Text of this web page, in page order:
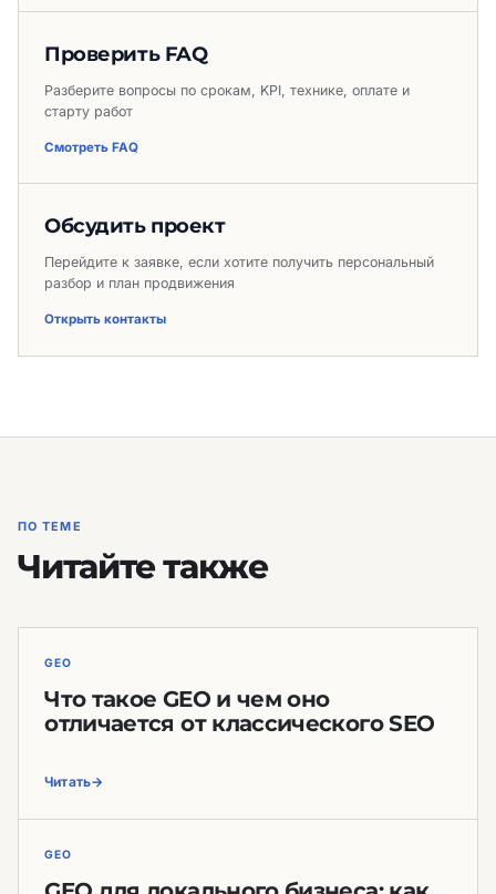
Проверить FAQ
Разберите вопросы по срокам, KPI, технике, оплате и
старту работ
Смотреть FAQ
Обсудить проект
Перейдите к заявке, если хотите получить персональный
разбор и план продвижения
Открыть контакты
ПО ТЕМЕ
Читайте также
GEO
Что такое GEO и чем оно
отличается от классического SEO
Читать
GEO